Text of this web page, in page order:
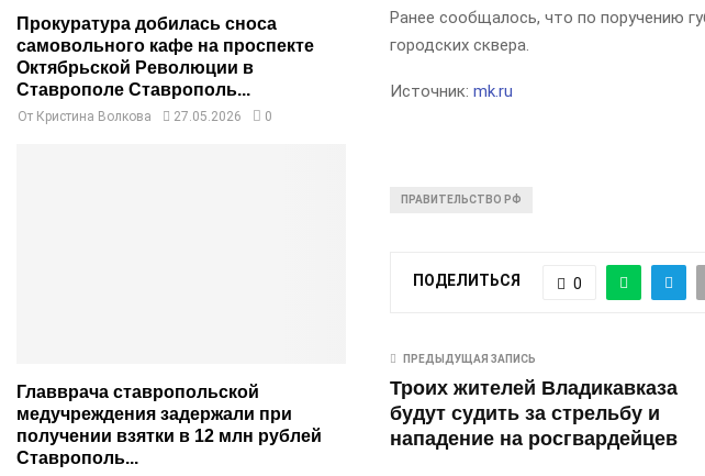
Ранее сообщалось, что по поручению
городских сквера.
Источник: mk.ru
ПРАВИТЕЛЬСТВО РФ
ПОДЕЛИТЬСЯ 0
ПРЕДЫДУЩАЯ ЗАПИСЬ
Троих жителей Владикавказа
будут судить за стрельбу и
нападение на росгвардейцев
Прокуратура добилась сноса
самовольного кафе на проспекте
Октябрьской Революции в
Ставрополе Ставрополь...
От Кристина Волкова 27.05.2026 0
Главврача ставропольской
медучреждения задержали при
получении взятки в 12 млн рублей
Ставрополь...